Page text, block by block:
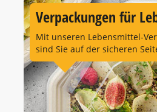
Verpackungen für
Mit unseren Lebensmittel-
sind Sie auf der sicheren